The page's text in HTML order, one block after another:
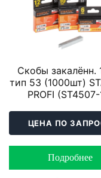
Скобы закалённ.
тип 53 (1000шт)
PROFI (ST4507-
ЦЕНА ПО
Подробнее